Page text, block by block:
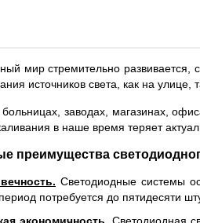
мир стремительно развивается,
источников света, как на улице,
заводах, магазинах,
в наше время теряет
преимущества
Светодиодные системы
потребуется до пятидесяти